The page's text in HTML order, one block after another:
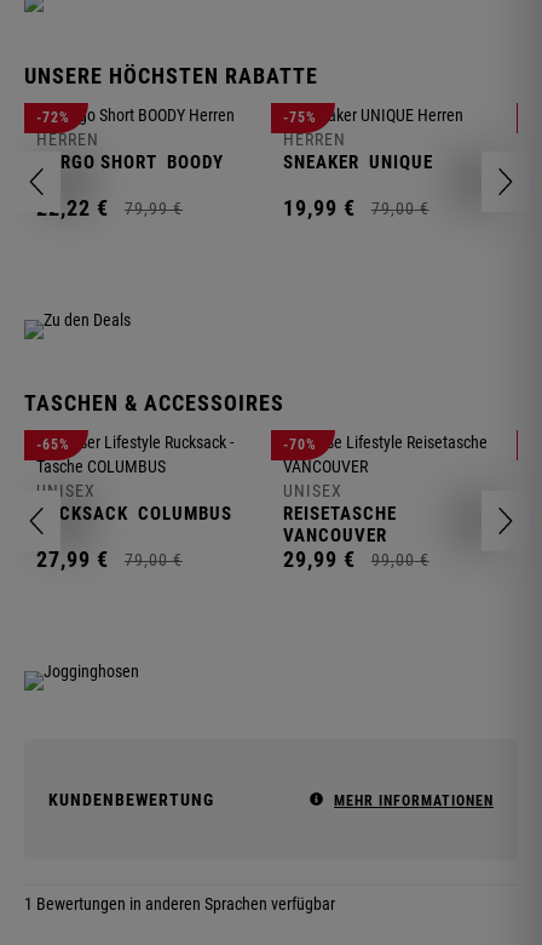
UNSERE HÖCHSTEN RABATTE
-72%
HERREN
CARGO SHORT BOODY
22,22 € 79,99 €
-75%
HERREN
SNEAKER UNIQUE
19,99 € 79,00 €
TASCHEN & ACCESSOIRES
-65%
UNISEX
RUCKSACK COLUMBUS
27,99 € 79,00 €
-70%
UNISEX
REISETASCHE
VANCOUVER
29,99 € 99,00 €
KUNDENBEWERTUNG MEHR INFORMATIONEN
1 Bewertungen in anderen Sprachen verfügbar